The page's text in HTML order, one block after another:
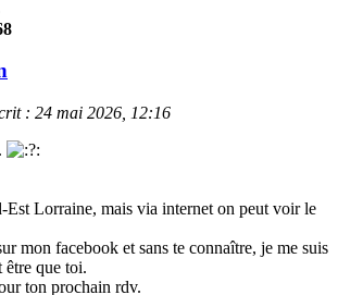
: 24 mai 2026, 12:16
Est Lorraine, mais via internet on peut voir le
mon facebook et sans te connaître, je me suis
être que toi.
ton prochain rdv.